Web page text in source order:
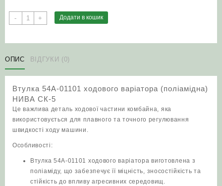
-
Втулка
54А-01101
(поліамідна)
НИВА
кількість
+ Додати в кошик
ОПИС ВІДГУКИ (0)
Втулка 54А-01101 ходового варіатора (поліамідна)
НИВА СК-5
Це важлива деталь ходової частини комбайна, яка
використовується для плавного та точного регулювання
швидкості ходу машини.
Особливості:
Втулка 54А-01101 ходового варіатора виготовлена з
поліаміду, що забезпечує її міцність, зносостійкість та
стійкість до впливу агресивних середовищ.